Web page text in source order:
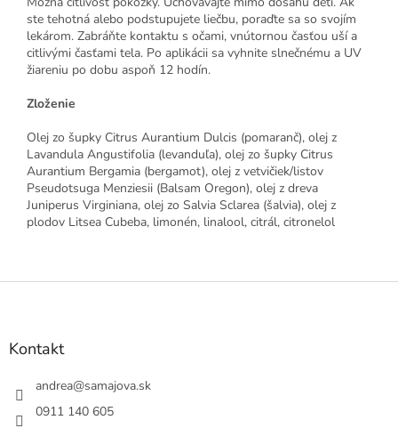
ste tehotná alebo podstupujete liečbu, poraďte sa so svojím
lekárom. Zabráňte kontaktu s očami, vnútornou časťou uší a
citlivými časťami tela. Po aplikácii sa vyhnite slnečnému a UV
žiareniu po dobu aspoň 12 hodín.
Zloženie
Olej zo šupky Citrus Aurantium Dulcis (pomaranč), olej z
Lavandula Angustifolia (levanduľa), olej zo šupky Citrus
Aurantium Bergamia (bergamot), olej z vetvičiek/listov
Pseudotsuga Menziesii (Balsam Oregon), olej z dreva
Juniperus Virginiana, olej zo Salvia Sclarea (šalvia), olej z
plodov Litsea Cubeba, limonén, linalool, citrál, citronelol
Z
Kontakt
andrea@samajova.sk
0911 140 605